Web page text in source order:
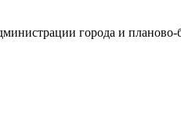
города и планово-